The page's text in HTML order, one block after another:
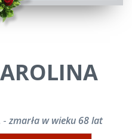
-zmarła w wieku 68 lat